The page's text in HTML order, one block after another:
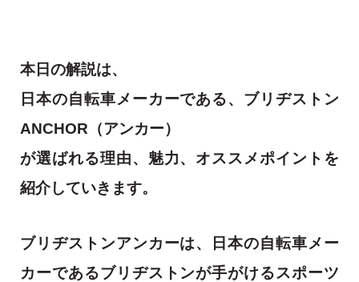
本日の解説は、
日本の自転車メーカーである、ブリヂストン
ANCHOR（アンカー）
が選ばれる理由、魅力、オススメポイントを
紹介していきます。
ブリヂストンアンカーは、日本の自転車メー
カーであるブリヂストンが手がけるスポーツ